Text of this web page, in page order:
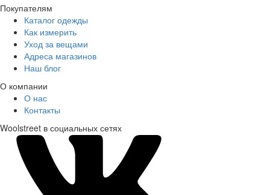
Покупателям
Каталог одежды
Как измерить
Уход за вещами
Адреса магазинов
Наш блог
О компании
О нас
Контакты
Woolstreet в социальных сетях